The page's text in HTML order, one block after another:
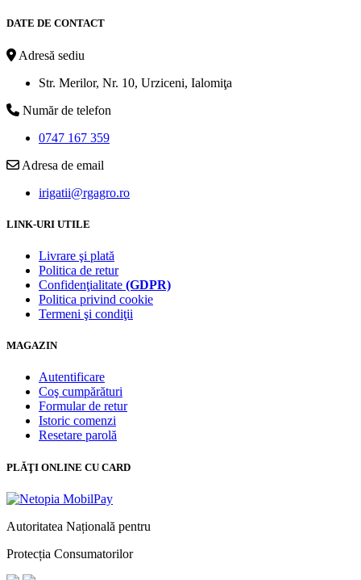
DATE DE CONTACT
Adresă sediu
Str. Merilor, Nr. 10, Urziceni, Ialomiţa
Număr de telefon
0747 167 359
Adresa de email
irigatii@rgagro.ro
LINK-URI UTILE
Livrare şi plată
Politica de retur
Confidenţialitate (GDPR)
Politica privind cookie
Termeni şi condiţii
MAGAZIN
Autentificare
Coş cumpărături
Formular de retur
Istoric comenzi
Resetare parolă
PLĂŢI ONLINE CU CARD
Autoritatea Națională pentru
Protecția Consumatorilor